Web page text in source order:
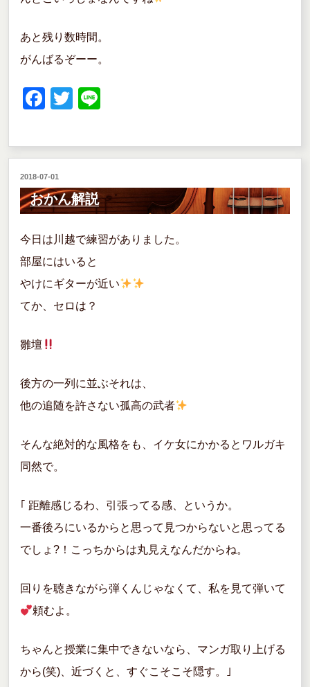
あと残り数時間。
がんばるぞーー。
F
c
e
b
o
o
k
T
tt
er
e
投
稿
日:
2018-07-01
おかん解説
今日は川越で練習がありました。
部屋にはいると
やけにギターが近い
てか、セロは？
雛壇
後方の一列に並ぶそれは、
他の追随を許さない孤高の武者
そんな絶対的な風格をも、イケ女にかかるとワルガキ
同然で。
｢ 距離感じるわ、引張ってる感、というか。
一番後ろにいるからと思って見つからないと思ってる
でしょ?！こっちからは丸見えなんだからね。
回りを聴きながら弾くんじゃなくて、私を見て弾いて
頼むよ。
ちゃんと授業に集中できないなら、マンガ取り上げる
から(笑)、近づくと、すぐこそこそ隠す。｣